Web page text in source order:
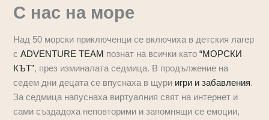
С нас на море
Над 50 морски приключенци се включиха в детския лагер
сADVENTURE TEAM познат на всички като“МОРСКИ
КЪТ”, през изминалата седмица. В продължение на
седем дни децата се впуснаха в щури игри и забавления.
За седмица напуснаха виртуалния свят на интернет и
сами създадоха неповторими и запомнящи се емоции,